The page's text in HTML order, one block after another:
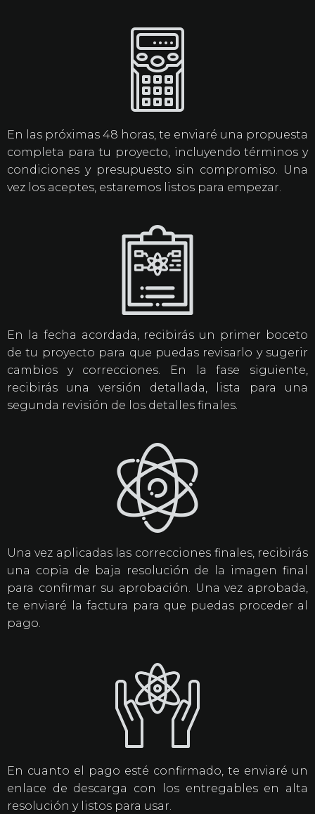
En las próximas 48 horas, te enviaré una propuesta
completa para tu proyecto, incluyendo términos y
condiciones y presupuesto sin compromiso. Una
vez los aceptes, estaremos listos para empezar.
En la fecha acordada, recibirás un primer boceto
de tu proyecto para que puedas revisarlo y sugerir
cambios y correcciones. En la fase siguiente,
recibirás una versión detallada, lista para una
segunda revisión de los detalles finales.
Una vez aplicadas las correcciones finales, recibirás
una copia de baja resolución de la imagen final
para confirmar su aprobación. Una vez aprobada,
te enviaré la factura para que puedas proceder al
pago.
En cuanto el pago esté confirmado, te enviaré un
enlace de descarga con los entregables en alta
resolución y listos para usar.